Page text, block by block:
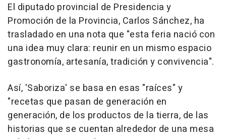
El diputado provincial de Presidencia y
Promoción de la Provincia, Carlos Sánchez, ha
trasladado en una nota que "esta feria nació con
una idea muy clara: reunir en un mismo espacio
gastronomía, artesanía, tradición y convivencia".
Así, 'Saboriza' se basa en esas "raíces" y
"recetas que pasan de generación en
generación, de los productos de la tierra, de las
historias que se cuentan alrededor de una mesa